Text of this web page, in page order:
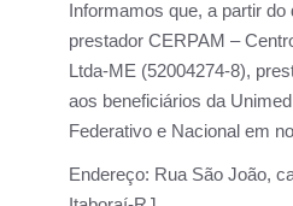
Informamos que, a partir do
prestador CERPAM –
Ltda-ME (52004274-8),
aos beneficiários da
Federativo e Nacional em
Endereço: Rua São João,